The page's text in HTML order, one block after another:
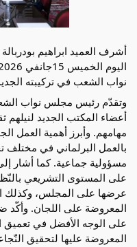
أشرف العميد ابراهيم
نواب الشعب في تركيبته
وتقدّم رئيس مجلس نواب
أعضاء المكتب الجديد لنيلهم
مهامهم. وأبرز أهمية العمل
بالعمل البرلماني في مختلف
مسؤولية جماعية. كما أشار
على المستوى التشريعي
عرضها على المجلس، وكذلك
المعروضة على اللجان. وأكّد
على الوجه الأفضل في تعميق
المعروضة عليها لتحقيق